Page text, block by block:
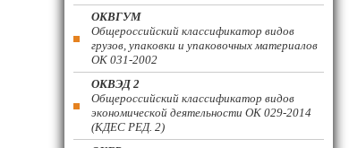
ОКВГУМ
Общероссийский классификатор видов
грузов, упаковки и упаковочных материалов
ОК 031-2002
ОКВЭД 2
Общероссийский классификатор видов
экономической деятельности ОК 029-2014
(КДЕС РЕД. 2)